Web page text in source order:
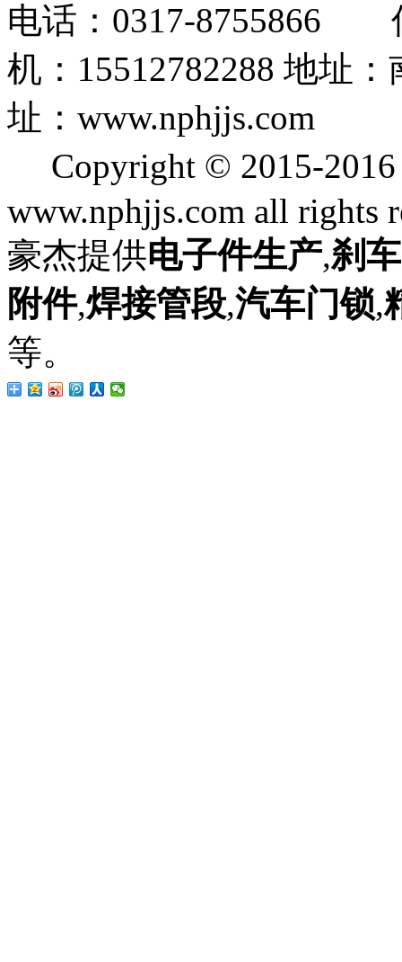
电话：0317-8755866
机：15512782288 地
址：www.nphjjs.com
Copyright © 2015-
www.nphjjs.com all rights
豪杰提供电子件生产,刹
附件,焊接管段,汽车门锁,
等。